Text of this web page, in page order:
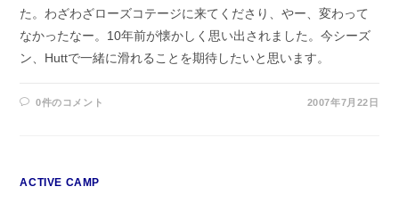
た。わざわざローズコテージに来てくださり、やー、変わって
なかったなー。10年前が懐かしく思い出されました。今シーズ
ン、Huttで一緒に滑れることを期待したいと思います。
0件のコメント 2007年7月22日
ACTIVE CAMP